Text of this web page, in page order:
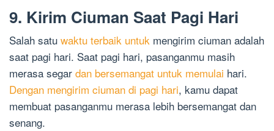
9. Kirim Ciuman Saat Pagi Hari
Salah satu waktu terbaik untuk mengirim ciuman adalah
saat pagi hari. Saat pagi hari, pasanganmu masih
merasa segar dan bersemangat untuk memulai hari.
Dengan mengirim ciuman di pagi hari, kamu dapat
membuat pasanganmu merasa lebih bersemangat dan
senang.